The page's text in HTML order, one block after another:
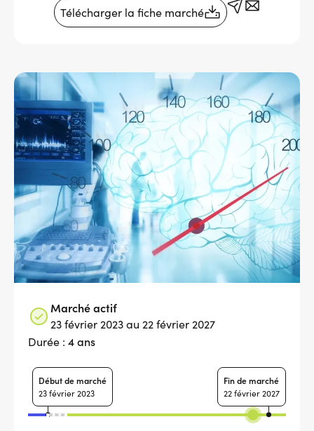
Actualités & évènements
Top
Fournisseurs
Recrutement
Espace presse
Aide & contact
Télécharger la fiche marché
Marché actif
23 février 2023 au 22 février 2027
Durée : 4 ans
Début de marché
23 février 2023
Fin de marché
22 février 2027